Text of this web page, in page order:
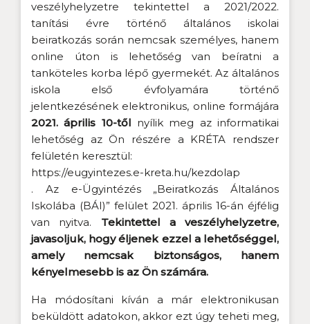
veszélyhelyzetre tekintettel a 2021/2022.
tanítási évre történő általános iskolai
beiratkozás során nemcsak személyes, hanem
online úton is lehetőség van beíratni a
tanköteles korba lépő gyermekét. Az általános
iskola első évfolyamára történő
jelentkezésének elektronikus, online formájára
2021. április 10-től nyílik meg az informatikai
lehetőség az Ön részére a KRÉTA rendszer
felületén keresztül:
https://eugyintezes.e-kreta.hu/kezdolap
. Az e-Ügyintézés „Beiratkozás Általános
Iskolába (BÁI)” felület 2021. április 16-án éjfélig
van nyitva. Tekintettel a veszélyhelyzetre,
javasoljuk, hogy éljenek ezzel a lehetőséggel,
amely nemcsak biztonságos, hanem
kényelmesebb is az Ön számára.
Ha módosítani kíván a már elektronikusan
beküldött adatokon, akkor ezt úgy teheti meg,